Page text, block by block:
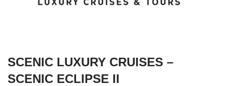
SCENIC LUXURY CRUISES –
SCENIC ECLIPSE II